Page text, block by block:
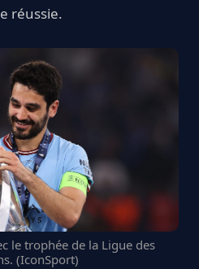
réussie.
le trophée de la Ligue des
(IconSport)